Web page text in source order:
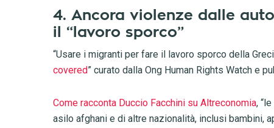
4. Ancora violenze dalle
il “lavoro sporco”
“Usare i migranti per fare il lavoro sporco della
covered” curato dalla Ong Human Rights Watch e
Come racconta Duccio Facchini su Altreconomia,
asilo afghani e di altre nazionalità, inclusi bambini,